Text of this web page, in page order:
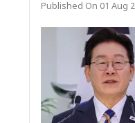
Published On 01 Aug